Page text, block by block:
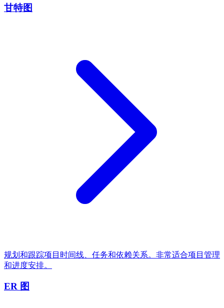
甘特图
规划和跟踪项目时间线、任务和依赖关系。非常适合项目管理
和进度安排。
ER 图